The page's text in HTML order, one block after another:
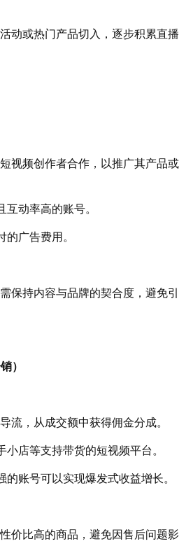
动或热门产品切入，逐步积累直播
视频创作者合作，以推广其产品或
互动率高的账号。
广告费用。
保持内容与品牌的契合度，避免引
）
流，从成交额中获得佣金分成。
小店等支持带货的短视频平台。
的账号可以实现爆发式收益增长。
价比高的商品，避免因售后问题影